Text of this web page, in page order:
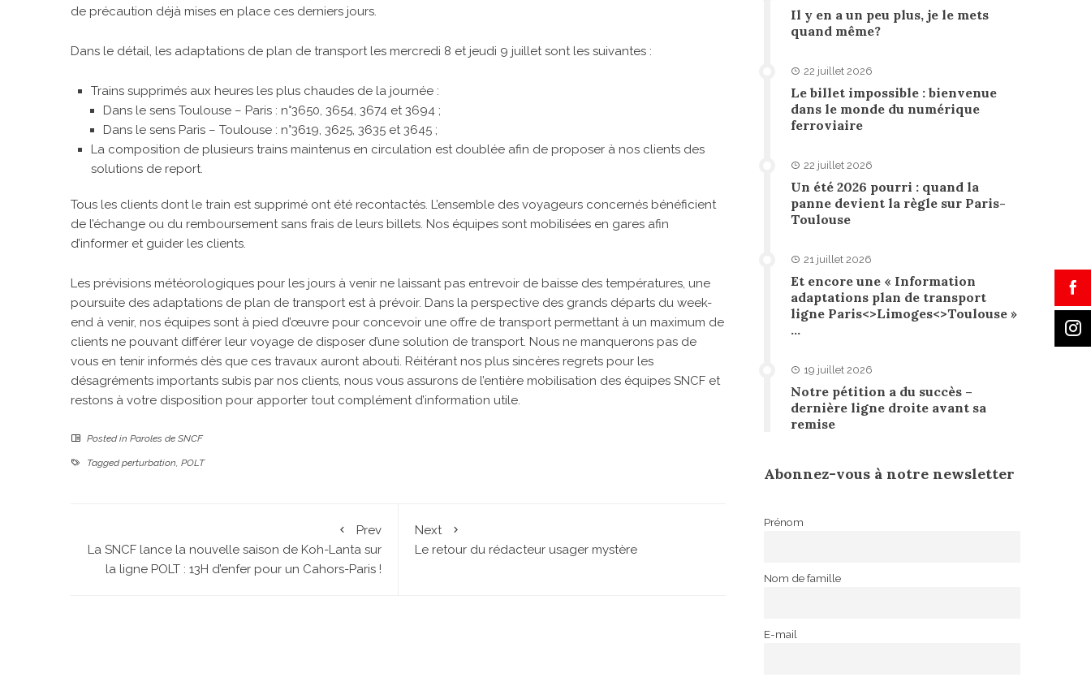
de précaution déjà mises en place ces derniers jours.
Dans le détail, les adaptations de plan de transport les mercredi 8 et jeudi 9 juillet sont les suivantes :
Trains supprimés aux heures les plus chaudes de la journée :
Dans le sens Toulouse – Paris : n°3650, 3654, 3674 et 3694 ;
Dans le sens Paris – Toulouse : n°3619, 3625, 3635 et 3645 ;
La composition de plusieurs trains maintenus en circulation est doublée afin de proposer à nos clients des
solutions de report.
Tous les clients dont le train est supprimé ont été recontactés. L’ensemble des voyageurs concernés bénéficient
de l’échange ou du remboursement sans frais de leurs billets. Nos équipes sont mobilisées en gares afin
d’informer et guider les clients.
Les prévisions météorologiques pour les jours à venir ne laissant pas entrevoir de baisse des températures, une
poursuite des adaptations de plan de transport est à prévoir. Dans la perspective des grands départs du week-
end à venir, nos équipes sont à pied d’œuvre pour concevoir une offre de transport permettant à un maximum de
clients ne pouvant différer leur voyage de disposer d’une solution de transport. Nous ne manquerons pas de
vous en tenir informés dès que ces travaux auront abouti. Réitérant nos plus sincères regrets pour les
désagréments importants subis par nos clients, nous vous assurons de l’entière mobilisation des équipes SNCF et
restons à votre disposition pour apporter tout complément d’information utile.
Posted in Paroles de SNCF
Taggedperturbation, POLT
Prev
La SNCF lance la nouvelle saison de Koh-Lanta sur
la ligne POLT : 13H d’enfer pour un Cahors-Paris !
Next
Le retour du rédacteur usager mystère
Il y en a un peu plus, je le mets
quand même?
22 juillet 2026
Le billet impossible : bienvenue
dans le monde du numérique
ferroviaire
22 juillet 2026
Un été 2026 pourri : quand la
panne devient la règle sur Paris-
Toulouse
21 juillet 2026
Et encore une « Information
adaptations plan de transport
ligne Paris<>Limoges<>Toulouse »
…
19 juillet 2026
Notre pétition a du succès –
dernière ligne droite avant sa
remise
Abonnez-vous à notre newsletter
Prénom
Nom de famille
E-mail